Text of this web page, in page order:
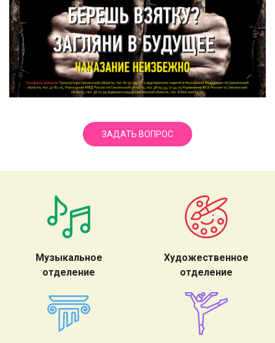
ЗАДАТЬ ВОПРОС
Музыкальное
отделение
Художественное
отделение